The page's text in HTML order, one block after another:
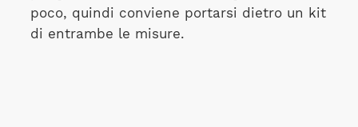
poco, quindi conviene portarsi dietro un kit
di entrambe le misure.